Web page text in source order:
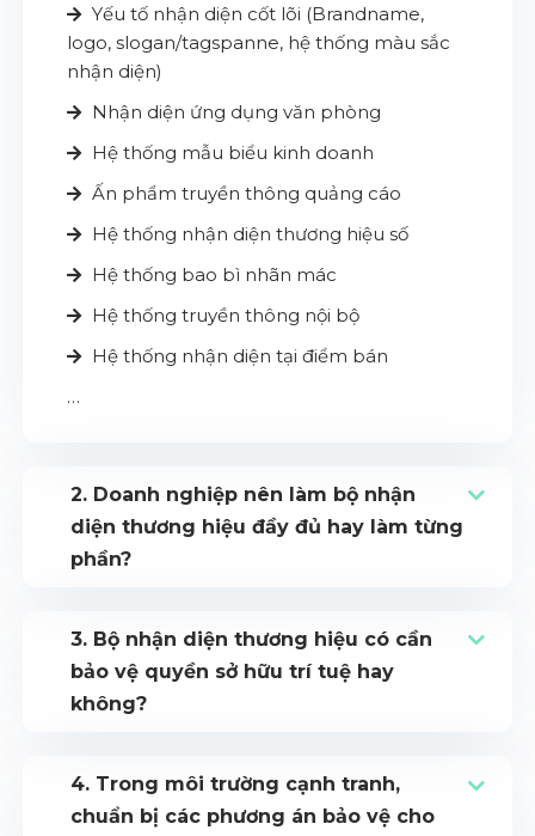
Yếu tố nhận diện cốt lõi (Brandname,
logo, slogan/tagspanne, hệ thống màu sắc
nhận diện)
Nhận diện ứng dụng văn phòng
Hệ thống mẫu biểu kinh doanh
Ấn phẩm truyền thông quảng cáo
Hệ thống nhận diện thương hiệu số
Hệ thống bao bì nhãn mác
Hệ thống truyền thông nội bộ
Hệ thống nhận diện tại điểm bán
…
2. Doanh nghiệp nên làm bộ nhận
diện thương hiệu đầy đủ hay làm từng
phần?
3. Bộ nhận diện thương hiệu có cần
bảo vệ quyền sở hữu trí tuệ hay
không?
4. Trong môi trường cạnh tranh,
chuẩn bị các phương án bảo vệ cho